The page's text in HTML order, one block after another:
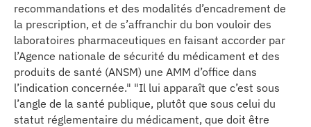
recommandations et des modalités d’encadrement de
la prescription, et de s’affranchir du bon vouloir des
laboratoires pharmaceutiques en faisant accorder par
l’Agence nationale de sécurité du médicament et des
produits de santé (ANSM) une AMM d’office dans
l’indication concernée." "Il lui apparaît que c’est sous
l’angle de la santé publique, plutôt que sous celui du
statut réglementaire du médicament, que doit être